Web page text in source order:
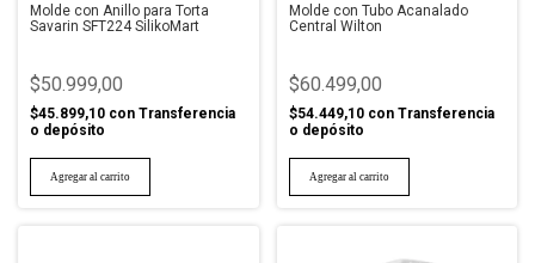
Molde con Anillo para Torta
Savarin SFT224 SilikoMart
$50.999,00
$45.899,10 con Transferencia
o depósito
Molde con Tubo Acanalado
Central Wilton
$60.499,00
$54.449,10 con Transferencia
o depósito